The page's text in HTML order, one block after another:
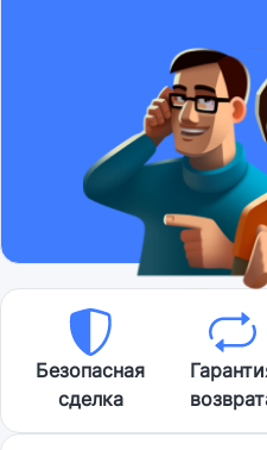
Безопасная
сделка